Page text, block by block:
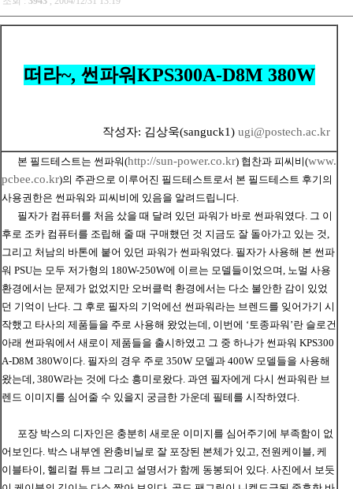
떠라~, 썬파워KPS300A-D8M 380W
작성자: 김상욱(sanguck1) ugi@postech.ac.kr
본 필드테스트는 썬파워(http://sun-power.co.kr) 협찬과 피씨비(www.
pcbee.co.kr)의 주관으로 이루어진 필드테스트로서 본 필드테스트 후기의
사용권한은 썬파워와 피씨비에 있음을 알려드립니다.
필자가 컴퓨터를 처음 샀을 때 달려 있던 파워가 바로 썬파워였다. 그 이
후로 조카 컴퓨터를 조립해 줄 때 구매했던 것 지금도 잘 돌아가고 있는 것,
그리고 처남의 바톤에 붙어 있던 파워가 썬파워였다. 필자가 사용해 본 썬파
워 PSU는 모두 저가형의 180W-250W에 이르는 모델들이었으며, 노멀 사용
환경에서는 문제가 없었지만 오버클럭 환경에서는 다소 불안한 감이 있었
던 기억이 난다. 그 후로 필자의 기억에선 썬파워라는 브렌드를 잊어가기 시
작했고 타사의 제품들을 주로 사용해 왔었는데, 이번에 ‘토종파워’란 슬로건
아래 썬파워에서 새로이 제품들을 출시하였고 그 중 하나가 썬파워 KPS300
A-D8M 380W이다. 필자의 경우 주로 350W 모델과 400W 모델들을 사용해
왔는데, 380W라는 것에 다소 흥미로왔다. 과연 필자에게 다시 썬파워란 브
렌드 이미지를 심어줄 수 있을지 궁금한 가운데 필테를 시작하였다.
포장 박스의 디자인은 충분히 새로운 이미지를 심어주기에 부족함이 없
어보인다. 박스 내부엔 완충비닐로 잘 포장된 본체가 있고, 전원케이블, 케
이블타이, 헬리컬 튜브 그리고 설명서가 함께 동봉되어 있다. 사진에서 보듯